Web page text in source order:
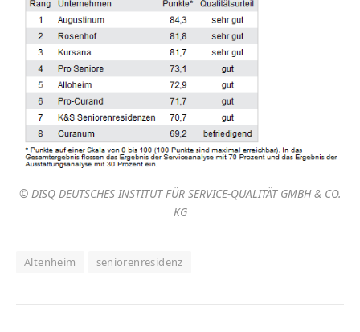
© DISQ DEUTSCHES INSTITUT FÜR SERVICE-QUALITÄT GMBH & CO.
KG
Altenheim seniorenresidenz